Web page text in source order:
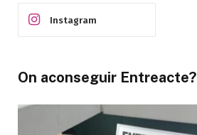
Instagram
On aconseguir Entreacte?